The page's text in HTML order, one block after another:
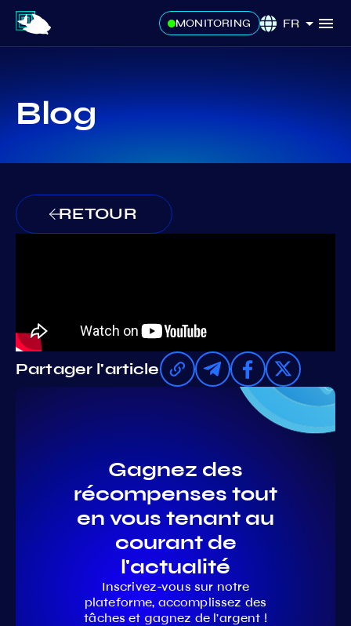
MONITORING FR
Blog
RETOUR
Partager l'article
Gagnez des
récompenses tout
en vous tenant au
courant de
l'actualité
Inscrivez-vous sur notre
plateforme, accomplissez des
tâches et gagnez de l'argent !